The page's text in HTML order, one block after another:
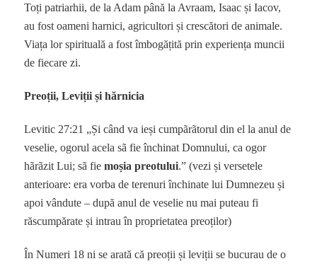
Toți patriarhii, de la Adam până la Avraam, Isaac și Iacov,
au fost oameni harnici, agricultori și crescători de animale.
Viața lor spirituală a fost îmbogățită prin experiența muncii
de fiecare zi.
Preoții, Leviții și hărnicia
Levitic 27:21 „Și când va ieși cumpãrãtorul din el la anul de
veselie, ogorul acela sã fie închinat Domnului, ca ogor
hãrãzit Lui; sã fiemoșia preotului.” (vezi și versetele
anterioare: era vorba de terenuri închinate lui Dumnezeu și
apoi vândute – după anul de veselie nu mai puteau fi
răscumpărate și intrau în proprietatea preoților)
În Numeri 18 ni se arată că preoții și leviții se bucurau de o